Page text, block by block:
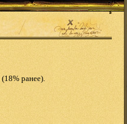
(18% ранее).